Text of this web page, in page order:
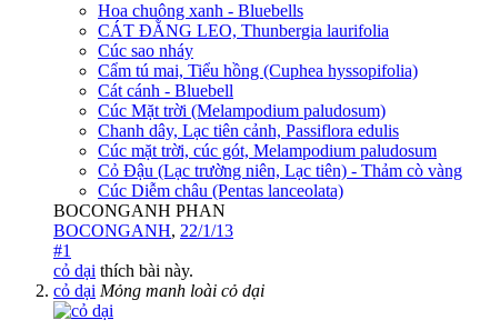
Hoa chuông xanh - Bluebells
CÁT ĐẰNG LEO, Thunbergia laurifolia
Cúc sao nháy
Cẩm tú mai, Tiểu hồng (Cuphea hyssopifolia)
Cát cánh - Bluebell
Cúc Mặt trời (Melampodium paludosum)
Chanh dây, Lạc tiên cảnh, Passiflora edulis
Cúc mặt trời, cúc gót, Melampodium paludosum
Cỏ Đậu (Lạc trường niên, Lạc tiên) - Thảm cò vàng
Cúc Diễm châu (Pentas lanceolata)
BOCONGANH PHAN
BOCONGANH, 22/1/13
#1
cỏ dại thích bài này.
cỏ dại Mỏng manh loài cỏ dại